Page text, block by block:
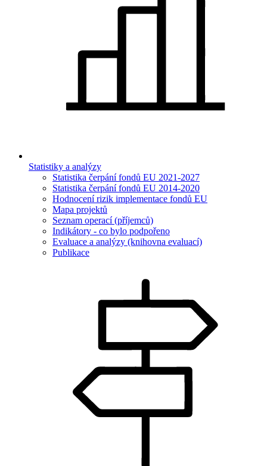
Statistiky a analýzy
Statistika čerpání fondů EU 2021-2027
Statistika čerpání fondů EU 2014-2020
Hodnocení rizik implementace fondů EU
Mapa projektů
Seznam operací (příjemců)
Indikátory - co bylo podpořeno
Evaluace a analýzy (knihovna evaluací)
Publikace